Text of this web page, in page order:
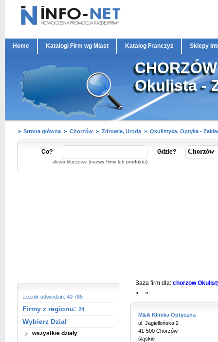
Home Katalogi Firm wg Miast Katalog Franczyz Sklepy
Okulista -
Strona główna Chorzów Zdrowie, Uroda Okulistyka, Optyka -
Co?
słowo kluczowe (nazwa firmy lub produktu)
Gdzie?
Licznik odwiedzin: 40 785
Firmy z regionu: 24
Wybierz Dział
wszystkie działy
Baza firm dla: chorzow
«
»
M&A Klinika Optyczna
ul. Jagiellońska 2
41-500 Chorzów
śląskie